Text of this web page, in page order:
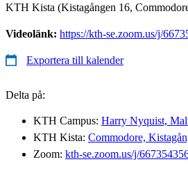
KTH Kista (Kistagången 16,
Videolänk: https://kth-se.zoom.us/j/
Exportera till kalender
Delta på:
KTH Campus: Harry Nyquist,
KTH Kista: Commodore,
Zoom: kth-se.zoom.us/j/